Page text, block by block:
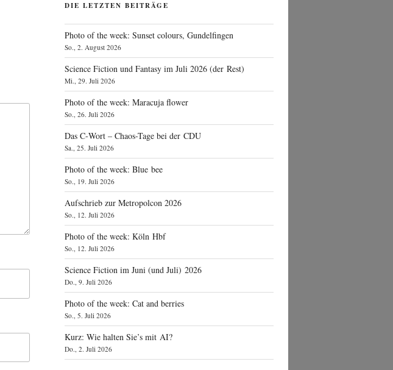
DIE LETZTEN BEITRÄGE
Photo of the week: Sunset colours, Gundelfingen
So., 2. August 2026
Science Fiction und Fantasy im Juli 2026 (der Rest)
Mi., 29. Juli 2026
Photo of the week: Maracuja flower
So., 26. Juli 2026
Das C‑Wort – Chaos-Tage bei der CDU
Sa., 25. Juli 2026
Photo of the week: Blue bee
So., 19. Juli 2026
Aufschrieb zur Metropolcon 2026
So., 12. Juli 2026
Photo of the week: Köln Hbf
So., 12. Juli 2026
Science Fiction im Juni (und Juli) 2026
Do., 9. Juli 2026
Photo of the week: Cat and berries
So., 5. Juli 2026
Kurz: Wie halten Sie’s mit AI?
Do., 2. Juli 2026